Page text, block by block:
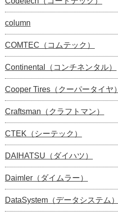
column
COMTEC（コムテック）
Continental（コンチネンタル）
Cooper Tires（クーパータイヤ）
Craftsman（クラフトマン）
CTEK（シーテック）
DAIHATSU（ダイハツ）
Daimler（ダイムラー）
DataSystem（データシステム）